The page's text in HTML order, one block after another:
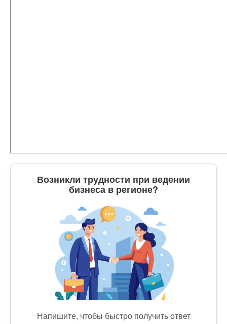
Возникли трудности при ведении
бизнеса в регионе?
Напишите, чтобы быстро получить ответ